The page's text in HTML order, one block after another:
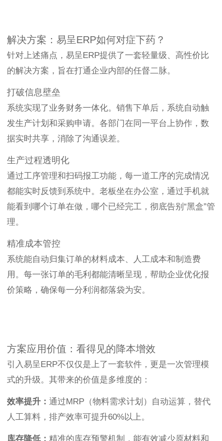
解决方案：易呈ERP如何对症下药？
针对上述痛点，易呈ERP提供了一套轻量级、高性价比
的解决方案，旨在打通企业内部的任督二脉。
打破信息壁垒
系统实现了业务财务一体化。销售下单后，系统自动触
发生产计划和采购申请。各部门在同一平台上协作，数
据实时共享，消除了沟通误差。
生产过程透明化
通过工序管理和扫码报工功能，每一道工序的完成情况
都能实时反馈到系统中。老板坐在办公室，通过手机就
能看到哪个订单在做，哪个已经完工，彻底告别“黑盒”管
理。
精准成本管控
系统能自动归集订单的材料成本、人工成本和制造费
用。每一张订单的毛利都能清晰呈现，帮助企业优化报
价策略，确保每一分利润都落袋为安。
方案应用价值：看得见的降本增效
引入易呈ERP不仅仅是上了一套软件，更是一次管理模
式的升级。其带来的价值是多维度的：
效率提升： 通过MRP（物料需求计划）自动运算，替代
人工算料，排产效率可提升60%以上。
库存降低： 精准的库存预警机制，能有效减少原材料和